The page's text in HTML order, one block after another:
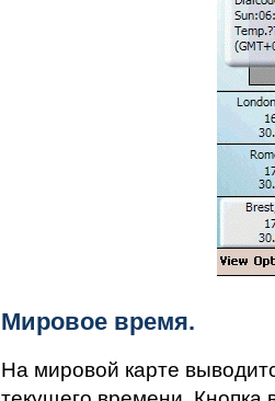
Мировое время.
На мировой карте